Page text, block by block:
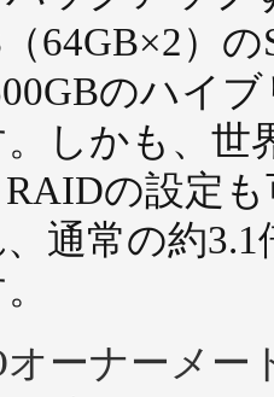
64GB×2）
のハイ
。しかも、世
の設定
通常の約
オーナーメー